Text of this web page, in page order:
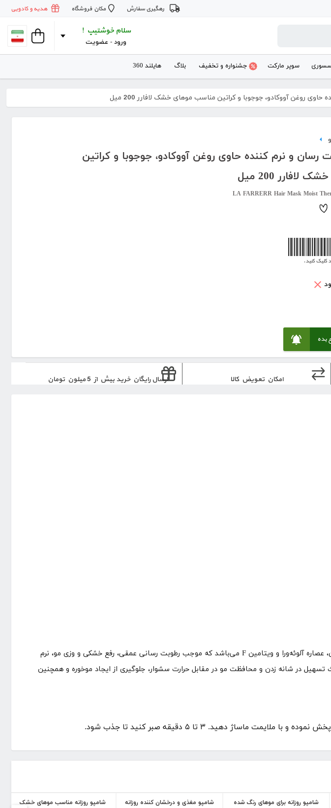
رهگیری سفارش مکان فروشگاه هدیه و کادویی
سلام خوشتیپ !
ورود - عضویت
سوپر مارکت جشنواره و تخفیف بلاگ هایلند 360
روغن آووکادو، جوجوبا و کراتین مناسب موهای خشک لافارر 200 میل
و نرم کننده حاوی روغن آووکادو، جوجوبا و کراتین
200 میل
LA FARRERR Hair Mask Moist
کلیک کنید.
بده
امکان تعویض کالا ارسال رایگان خرید بیش از 5 میلون تومان
ماسک مو رطوبت رسان لافارر حاوی روغن آووکادو، روغن جوجوبا، کراتین هیدرولیز شده، روغن زیتون، عصاره آلوئه‌ورا و ویتامین F می‌باشد که موجب رطوبت رسانی عمقی، رفع خشکی و وزی مو، نرم
در شانه زدن و محافظت مو در مقابل حرارت سشوار، جلوگیری از ایجاد موخوره و همچنین
دهید. ۳ تا ۵ دقیقه صبر کنید تا جذب شود.
شامپو روزانه برای موهای رنگ شده
شامپو مغذی و درخشان کننده روزانه
شامپو روزانه مناسب موهای خشک